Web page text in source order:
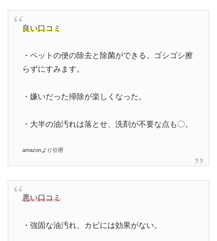
良い口コミ
・ペットの便の除去と除菌ができる。ゴシゴシ擦
らずにすみます。
・嫌いだった掃除が楽しくなった。
・大半の油汚れは落とせ、洗剤が不要な点も〇。
amazonより引用
悪い口コミ
・強固な油汚れ、カビには効果がない。